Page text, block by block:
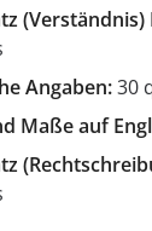
(Verständnis)
Angaben:30
Maße auf